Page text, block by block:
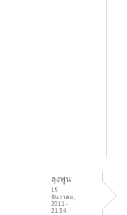
ลุงพูน
15
ธันวาคม,
2011 -
21:34